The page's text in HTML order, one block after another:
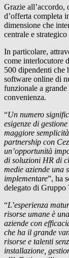
Grazie all’accordo,
d’offerta completa
dimensione che
centrale e
In particolare,
come interlocutore
500 dipendenti che
software online di
funzionale a
convenienza.
“Un numero
esigenze di
maggiore
partnership con
un’opportunità
di soluzioni HR di
medie aziende una
implementare”, ha
delegato di Gruppo
“L’esperienza
risorse umane è
aziende con
che ha il grande
risorse e talenti
installazione,